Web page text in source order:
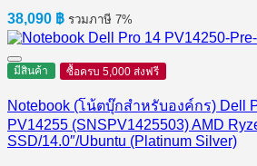
38,090 ฿ รวมภาษี 7%
มีสินค้า ซื้อครบ 5,000 ส่งฟรี
Notebook (โน้ตบุ๊กสำหรับองค์กร) Dell
PV14255 (SNSPV1425503) AMD
SSD/14.0″/Ubuntu (Platinum Silver)